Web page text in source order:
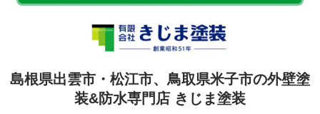
島根県出雲市・松江市、鳥取県米子市の外壁塗
装&防水専門店 きじま塗装